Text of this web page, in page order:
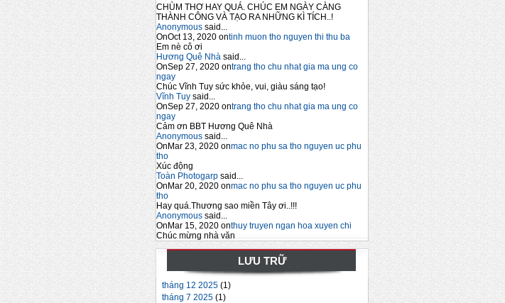
CHÙM THƠ HAY QUÁ. CHÚC EM NGÀY CÀNG
THÀNH CÔNG VÀ TẠO RA NHỮNG KÌ TÍCH..!
Anonymous said...
OnOct 13, 2020 ontinh muon tho nguyen thi thu ba
Em nè cô ơi
Hương Quê Nhà said...
OnSep 27, 2020 ontrang tho chu nhat gia ma ung co
ngay
Chúc Vĩnh Tuy sức khỏe, vui, giàu sáng tạo!
Vĩnh Tuy said...
OnSep 27, 2020 ontrang tho chu nhat gia ma ung co
ngay
Cảm ơn BBT Hương Quê Nhà
Anonymous said...
OnMar 23, 2020 onmac no phu sa tho nguyen uc phu
tho
Xúc động
Toàn Photogarp said...
OnMar 20, 2020 onmac no phu sa tho nguyen uc phu
tho
Hay quá.Thương sao miền Tây ơi..!!!
Anonymous said...
OnMar 15, 2020 onthuy truyen ngan hoa xuyen chi
Chúc mừng nhà văn
LƯU TRỮ
tháng 12 2025 (1)
tháng 7 2025 (1)